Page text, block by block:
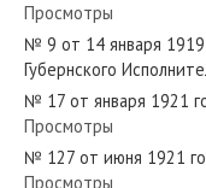
№ 228 от ноября
№ 31 от февраля
Просмотры
№ 9 от 14 января 1919
Губернского
№ 17 от января 1921
Просмотры
№ 127 от июня 1921
Просмотры